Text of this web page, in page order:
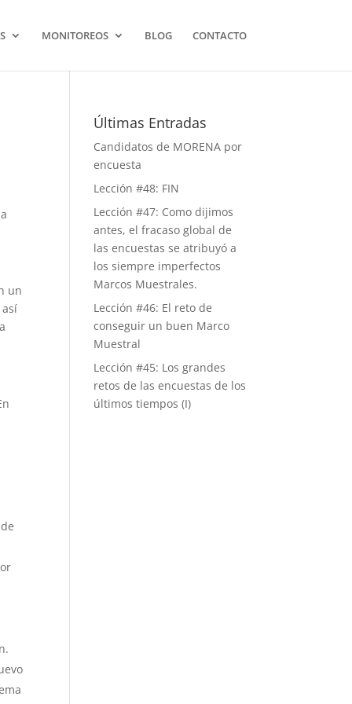
MONITOREOS BLOG CONTACTO
un
Últimas Entradas
Candidatos de MORENA por
encuesta
Lección #48: FIN
Lección #47: Como dijimos
antes, el fracaso global de
las encuestas se atribuyó a
los siempre imperfectos
Marcos Muestrales.
Lección #46: El reto de
conseguir un buen Marco
Muestral
Lección #45: Los grandes
retos de las encuestas de los
últimos tiempos (I)